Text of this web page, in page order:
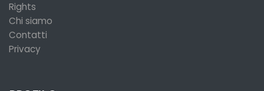
Rights
Chi siamo
Contatti
Privacy